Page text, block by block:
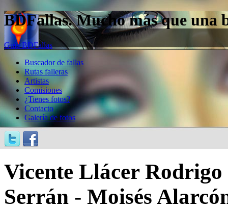
BDFallas. Mucho más que una
Guía BDFallas
Buscador de fallas
Rutas falleras
Artistas
Comisiones
¿Tienes fotos?
Contacto
Galería de fotos
Vicente Llácer
Serrán - Moisés